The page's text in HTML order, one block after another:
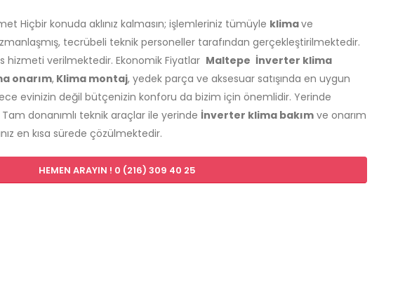
Hiçbir konuda aklınız kalmasın; işlemleriniz tümüyle klimave
tecrübeli teknik personeller tarafından gerçekleştirilmektedir.
hizmeti verilmektedir. Ekonomik Fiyatlar Maltepe İnverter klima
onarım,Klima montaj, yedek parça ve aksesuar satışında en uygun
evinizin değil bütçenizin konforu da bizim için önemlidir. Yerinde
donanımlı teknik araçlar ile yerinde İnverter klima bakımve onarım
en kısa sürede çözülmektedir.
HEMEN ARAYIN ! 0 (216) 309 40 25